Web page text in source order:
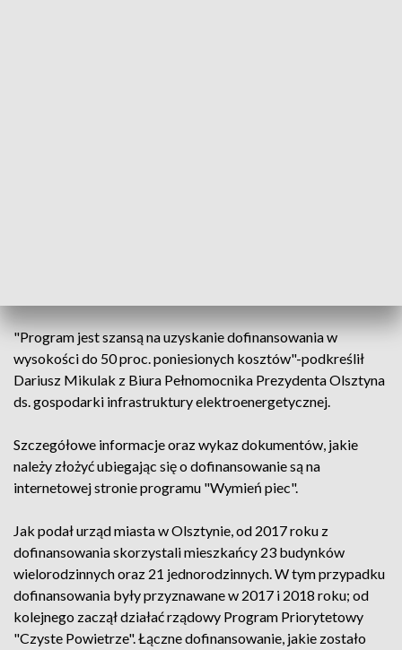
"Program jest szansą na uzyskanie dofinansowania w
wysokości do 50 proc. poniesionych kosztów"-podkreślił
Dariusz Mikulak z Biura Pełnomocnika Prezydenta Olsztyna
ds. gospodarki infrastruktury elektroenergetycznej.
Szczegółowe informacje oraz wykaz dokumentów, jakie
należy złożyć ubiegając się o dofinansowanie są na
internetowej stronie programu "Wymień piec".
Jak podał urząd miasta w Olsztynie, od 2017 roku z
dofinansowania skorzystali mieszkańcy 23 budynków
wielorodzinnych oraz 21 jednorodzinnych. W tym przypadku
dofinansowania były przyznawane w 2017 i 2018 roku; od
kolejnego zaczął działać rządowy Program Priorytetowy
"Czyste Powietrze". Łączne dofinansowanie, jakie zostało